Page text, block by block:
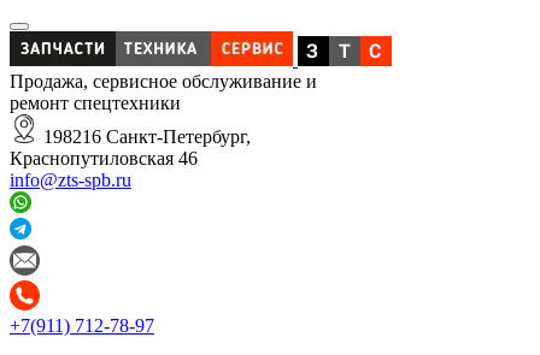
Продажа, сервисное обслуживание и
ремонт спецтехники
198216 Санкт-Петербург,
Краснопутиловская 46
info@zts-spb.ru
+7(911) 712-78-97